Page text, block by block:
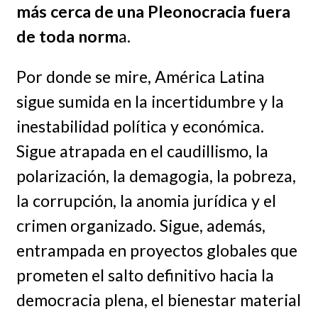
más cerca de una Pleonocracia fuera
de toda norma.
Por donde se mire, América Latina
sigue sumida en la incertidumbre y la
inestabilidad política y económica.
Sigue atrapada en el caudillismo, la
polarización, la demagogia, la pobreza,
la corrupción, la anomia jurídica y el
crimen organizado. Sigue, además,
entrampada en proyectos globales que
prometen el salto definitivo hacia la
democracia plena, el bienestar material